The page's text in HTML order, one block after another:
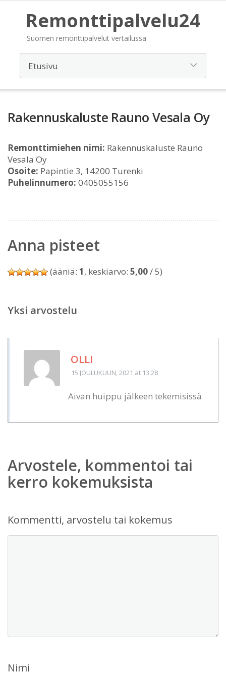
Remonttipalvelu24
Suomen remonttipalvelut vertailussa
Rakennuskaluste Rauno Vesala Oy
Remonttimiehen nimi: Rakennuskaluste Rauno
Vesala Oy
Osoite: Papintie 3, 14200 Turenki
Puhelinnumero: 0405055156
Anna pisteet
(ääniä: 1, keskiarvo: 5,00/ 5)
Yksi arvostelu
OLLI
15 JOULUKUUN, 2021 at 13:28
Aivan huippu jälkeen tekemisissä
Arvostele, kommentoi tai
kerro kokemuksista
Kommentti, arvostelu tai kokemus
Nimi